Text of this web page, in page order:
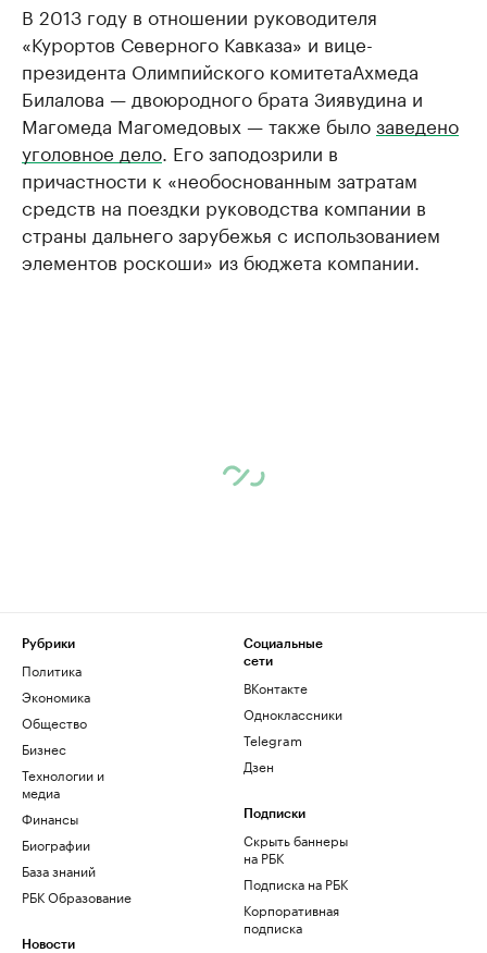
В 2013 году в отношении руководителя
«Курортов Северного Кавказа» и вице-
президента Олимпийского комитетаАхмеда
Билалова — двоюродного брата Зиявудина и
Магомеда Магомедовых — также былозаведено
уголовное дело. Его заподозрили в
причастности к «необоснованным затратам
средств на поездки руководства компании в
страны дальнего зарубежья с использованием
элементов роскоши» из бюджета компании.
Рубрики
Политика
Экономика
Общество
Бизнес
Технологии и
медиа
Финансы
Биографии
База знаний
РБК Образование
Новости
Социальные
сети
ВКонтакте
Одноклассники
Telegram
Дзен
Подписки
Скрыть баннеры
на РБК
Подписка на РБК
Корпоративная
подписка